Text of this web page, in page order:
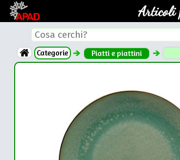
Articoli
Categorie Piatti e piattini